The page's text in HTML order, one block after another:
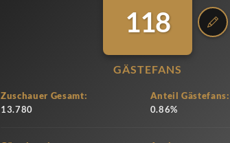
118
GÄSTEFANS
Zuschauer Gesamt:
13.780
Anteil Gästefans:
0.86%